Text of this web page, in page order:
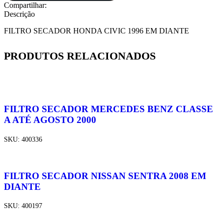
Compartilhar:
Descrição
FILTRO SECADOR HONDA CIVIC 1996 EM DIANTE
PRODUTOS RELACIONADOS
FILTRO SECADOR MERCEDES BENZ CLASSE
A ATÉ AGOSTO 2000
SKU: 400336
FILTRO SECADOR NISSAN SENTRA 2008 EM
DIANTE
SKU: 400197